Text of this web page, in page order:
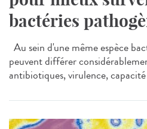
bactéries
Au sein d'une même espèce
peuvent différer
antibiotiques, virulence,